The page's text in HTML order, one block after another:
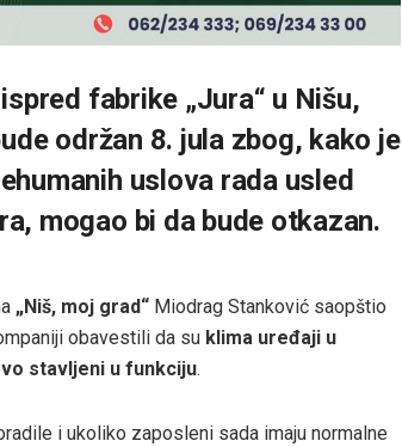
fabrike „Jura“ u Nišu,
održan 8. jula zbog, kako je
uslova rada usled
mogao bi da bude otkazan.
„Niš, moj grad“ Miodrag Stanković saopštio
obavestili da su klima uređaji u
stavljeni u funkciju.
i ukoliko zaposleni sada imaju normalne